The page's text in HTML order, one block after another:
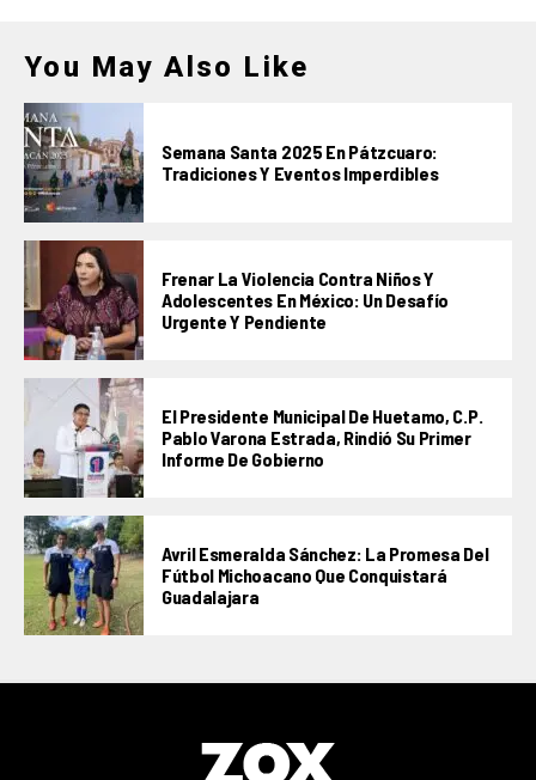
You May Also Like
Semana Santa 2025 En Pátzcuaro:
Tradiciones Y Eventos Imperdibles
Frenar La Violencia Contra Niños Y
Adolescentes En México: Un Desafío
Urgente Y Pendiente
El Presidente Municipal De Huetamo, C.P.
Pablo Varona Estrada, Rindió Su Primer
Informe De Gobierno
Avril Esmeralda Sánchez: La Promesa Del
Fútbol Michoacano Que Conquistará
Guadalajara